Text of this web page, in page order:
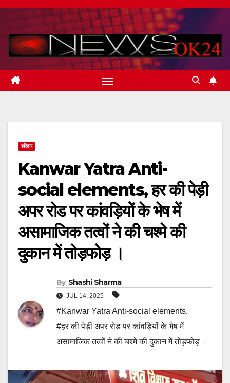
Skip
content
हरिद्वार
Kanwar Yatra Anti-
social elements, हर की पेड़ी
अपर रोड पर कांवड़ियों के भेष में
असामाजिक तत्वों ने की चश्मे की
दुकान में तोड़फोड़ ।
By Shashi Sharma
JUL 14, 2025
#Kanwar Yatra Anti-social elements,
#हर की पेड़ी अपर रोड पर कांवड़ियों के भेष में
असामाजिक तत्वों ने की चश्मे की दुकान में तोड़फोड़ ।